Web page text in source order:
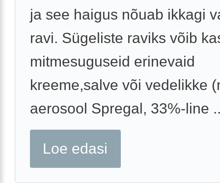
ja see haigus nõuab ikkagi
ravi. Sügeliste raviks võib
mitmesuguseid erinevaid
kreeme,salve või vedelikke
aerosool Spregal, 33%-line
Loe edasi